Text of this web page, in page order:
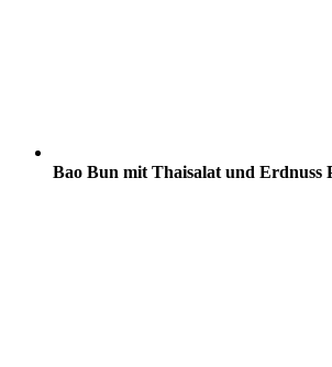
Bao Bun mit Thaisalat und Erdnuss